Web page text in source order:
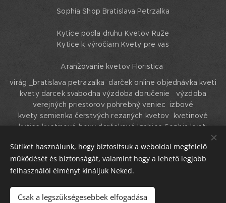
Sophia Shop Bratislava Petrzalka
Kytice podla druhu Kvetov Ruže
Kytice k výročiam Kvety pre vas
Aranžovanie kvetov Floristica
virág _bratislava petrazalka darček online objednávka kveti
kvety darcek svabodna výzdoba doručenie výzdoba
verejných priestorov pohrebný veniec izbové
kvety semienka čerstvých rezaných kvetov kvetinové
kytice kvetinové boxy darčekové krabice Sophia kveti
Sütik
Nyelvek
English
Magyar Slovenski
Sütiket használunk, hogy biztosítsuk a weboldal megfelelő
működését és biztonságát, valamint hogy a lehető legjobb
felhasználói élményt kínáljuk Neked.
Csak a legszükségesebbek elfogadása